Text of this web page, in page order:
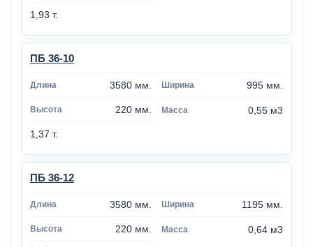
1,93 т.
ПБ 36-10
3580 мм. 995 мм.
220 мм. 0,55 м3
1,37 т.
ПБ 36-12
3580 мм. 1195 мм.
220 мм. 0,64 м3